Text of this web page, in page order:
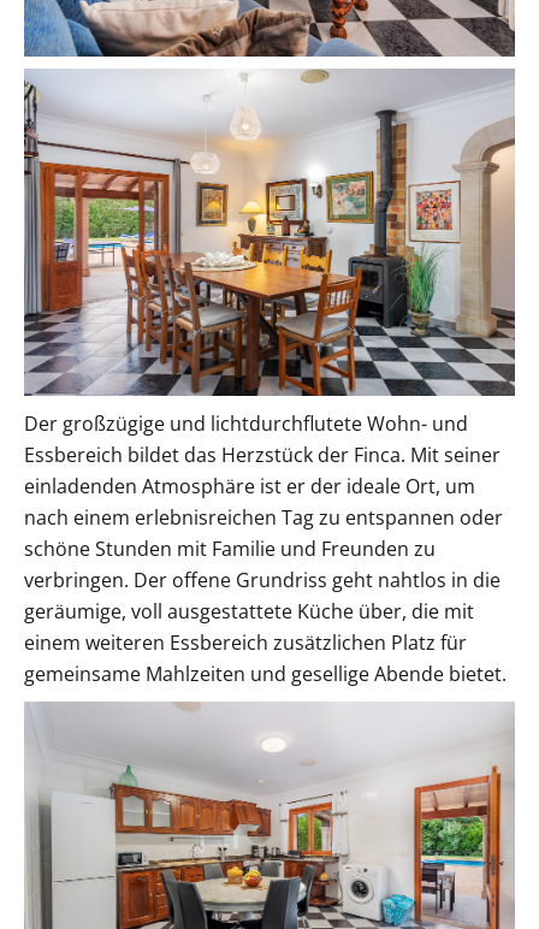
Der großzügige und lichtdurchflutete Wohn- und
Essbereich bildet das Herzstück der Finca. Mit seiner
einladenden Atmosphäre ist er der ideale Ort, um
nach einem erlebnisreichen Tag zu entspannen oder
schöne Stunden mit Familie und Freunden zu
verbringen. Der offene Grundriss geht nahtlos in die
geräumige, voll ausgestattete Küche über, die mit
einem weiteren Essbereich zusätzlichen Platz für
gemeinsame Mahlzeiten und gesellige Abende bietet.